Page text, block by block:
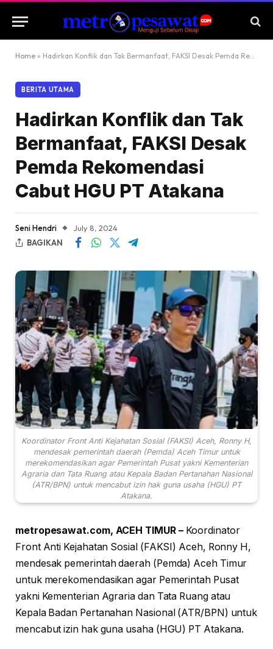
Home » Hadirkan Konflik dan Tak Bermanfaat, FAKSI Desak Pemda Rekomendasi Cabut HGU PT Atakana
BERITA UTAMA
Hadirkan Konflik dan Tak
Bermanfaat, FAKSI Desak
Pemda Rekomendasi
Cabut HGU PT Atakana
Seni Hendri
July 8, 2024
BAGIKAN
Koordinator Front Anti Kejahatan Sosial (FAKSI) Aceh, Ronny H,
mendesak pemerintah daerah (Pemda) Aceh Timur untuk
merekomendasikan agar Pemerintah Pusat yakni Kementerian
Agraria dan Tata Ruang atau Kepala Badan Pertanahan Nasional
(ATR/BPN) untuk mencabut izin hak guna usaha (HGU) PT
Atakana.
metropesawat.com, ACEH TIMUR – Koordinator
Front Anti Kejahatan Sosial (FAKSI) Aceh, Ronny H,
mendesak pemerintah daerah (Pemda) Aceh Timur
untuk merekomendasikan agar Pemerintah Pusat
yakni Kementerian Agraria dan Tata Ruang atau
Kepala Badan Pertanahan Nasional (ATR/BPN) untuk
mencabut izin hak guna usaha (HGU) PT Atakana.